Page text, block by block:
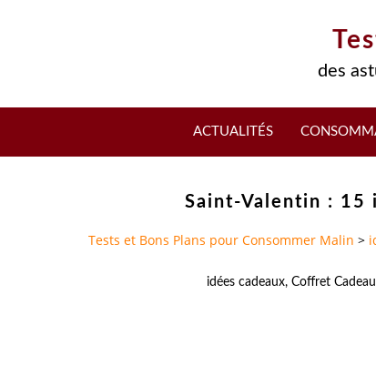
des
ACTUALITÉS
Saint-Valentin : 15
Tests et Bons Plans pour Consommer Malin >
idées cadeaux, Coffret Cadeau